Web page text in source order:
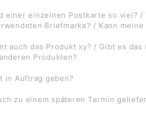
einer einzelnen Postkarte so viel?
Briefmarke? / Kann
auch das Produkt xy? / Gibt es
Produkten?
in Auftrag geben?
zu einem späteren Termin